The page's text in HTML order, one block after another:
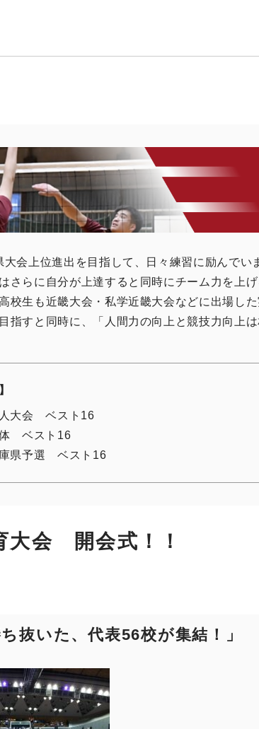
大会上位進出を目指して、日々練習に励んで
さらに自分が上達すると同時にチーム力を上
校生も近畿大会・私学近畿大会などに出場し
指すと同時に、「人間力の向上と競技力向上
大会 ベスト16
ベスト16
県予選 ベスト16
大会 開会式！！
抜いた、代表56校が集結！」